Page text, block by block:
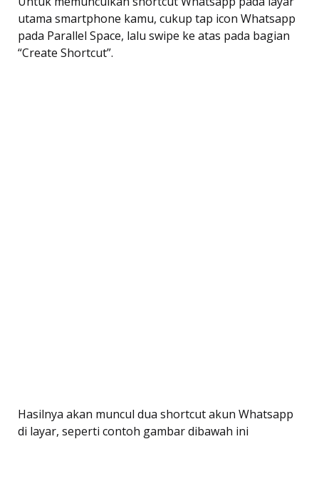
utama smartphone kamu, cukup tap icon Whatsapp
pada Parallel Space, lalu swipe ke atas pada bagian
“Create Shortcut”.
Hasilnya akan muncul dua shortcut akun Whatsapp
di layar, seperti contoh gambar dibawah ini